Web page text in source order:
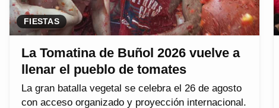
FIESTAS
La Tomatina de Buñol 2026 vuelve a
llenar el pueblo de tomates
La gran batalla vegetal se celebra el 26 de agosto
con acceso organizado y proyección internacional.